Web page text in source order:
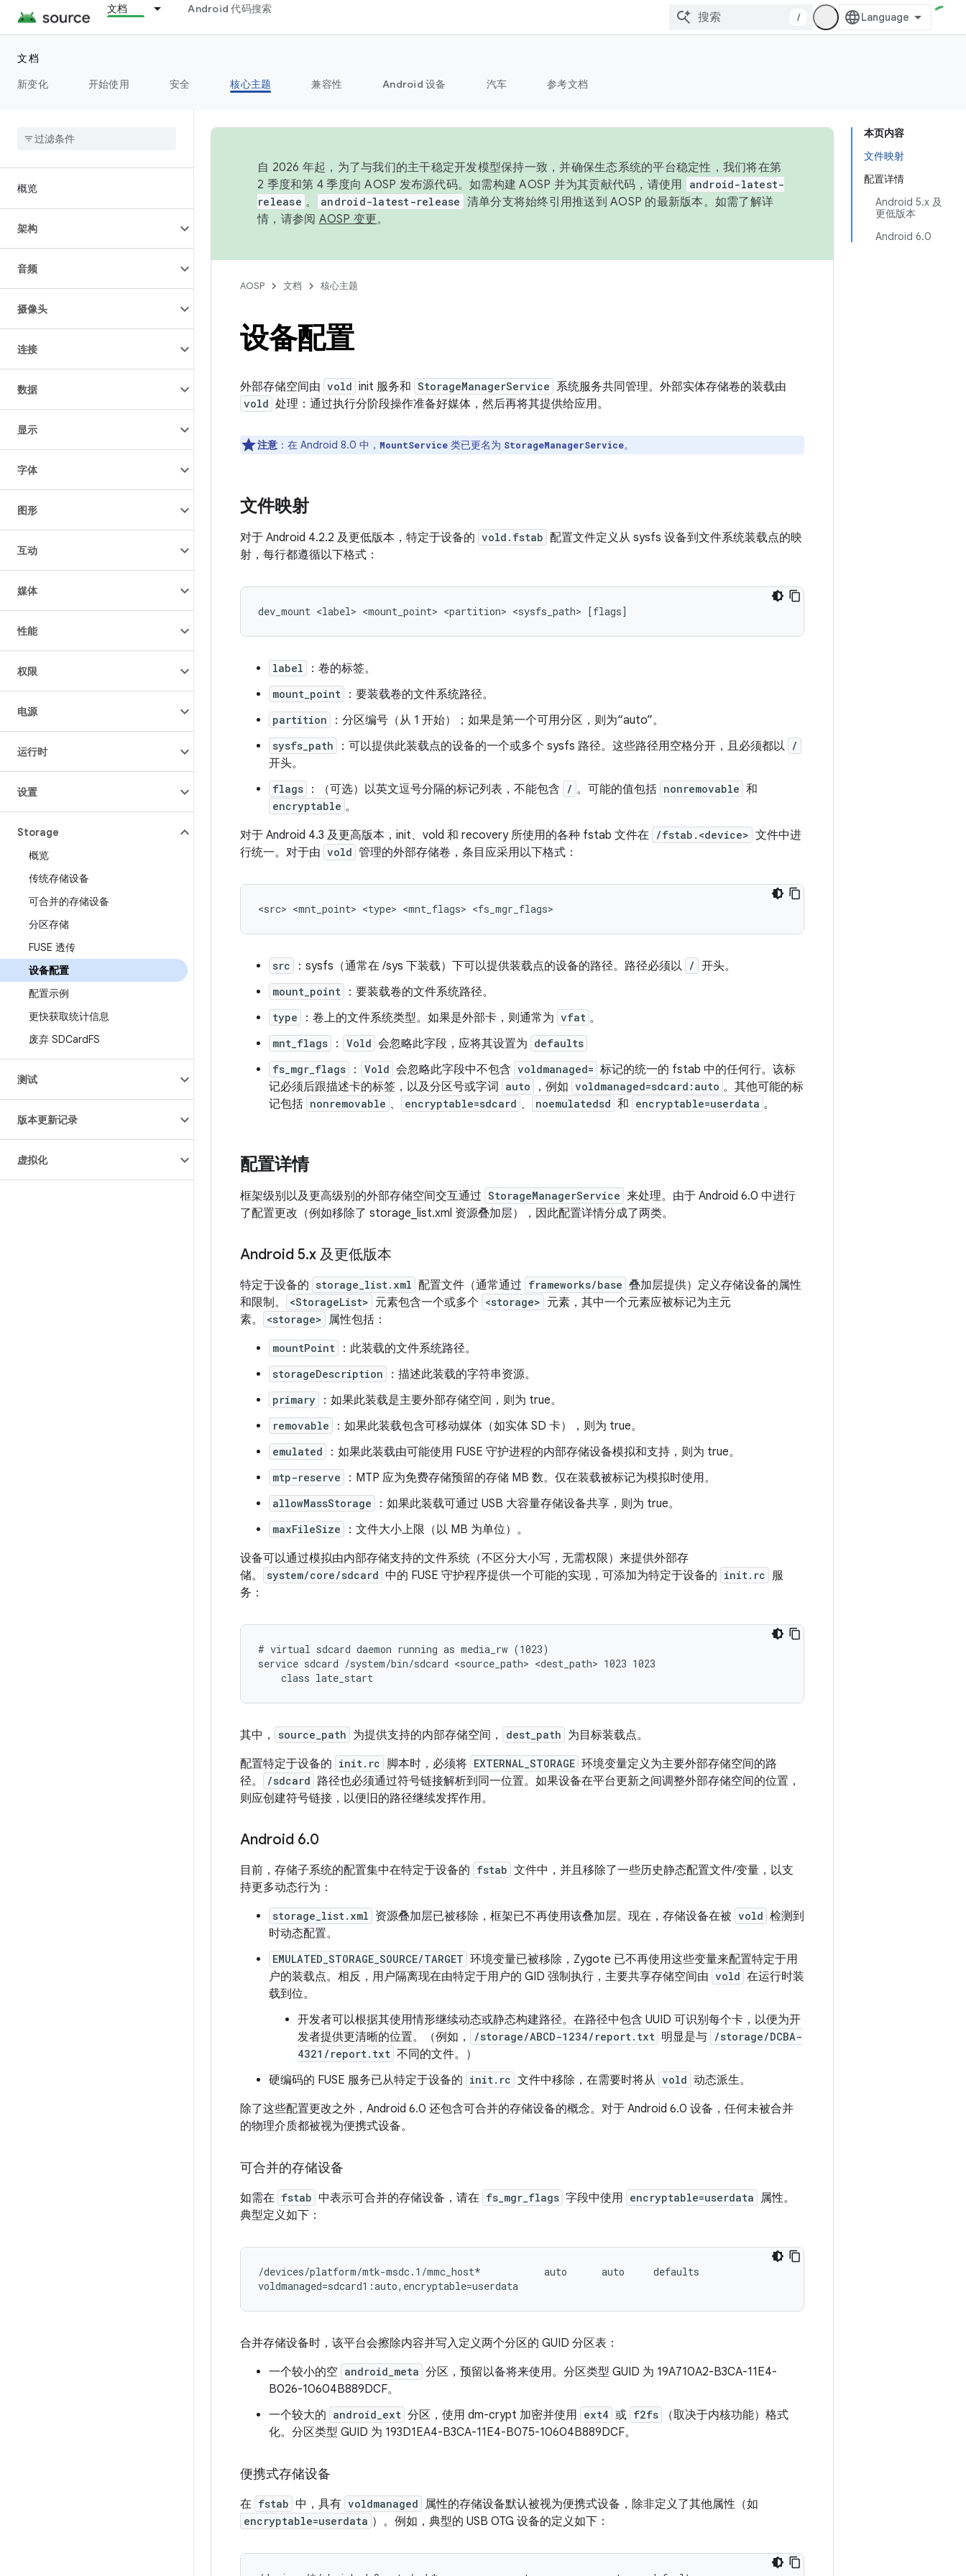
文档 Android 代码搜索
/
文档
新变化
开始使用 安全 核心主题 兼容性 Android 设备 汽车 参考文档
概览
架构
音频
摄像头
连接
数据
显示
字体
图形
互动
媒体
性能
权限
电源
运行时
设置
Storage
概览
传统存储设备
可合并的存储设备
分区存储
FUSE 透传
设备配置
配置示例
更快获取统计信息
废弃 SDCardFS
测试
版本更新记录
虚拟化
本页内容
文件映射
配置详情
Android 5.x 及
更低版本
Android 6.0
自 2026 年起，为了与我们的主干稳定开发模型保持一致，并确保生态系统的平台稳定性，我们将在第
2 季度和第 4 季度向 AOSP 发布源代码。如需构建 AOSP 并为其贡献代码，请使用
android-latest-
release 。 android-latest-release 清单分支将始终引用推送到 AOSP 的最新版本。如需了解详
情，请参阅 AOSP 变更。
AOSP 文档 核心主题
设备配置
外部存储空间由 vold init 服务和 StorageManagerService 系统服务共同管理。外部实体存储卷的装载由
vold 处理：通过执行分阶段操作准备好媒体，然后再将其提供给应用。
注意 ：在 Android 8.0 中， MountService 类已更名为 StorageManagerService。
文件映射
对于 Android 4.2.2 及更低版本，特定于设备的 vold.fstab 配置文件定义从 sysfs 设备到文件系统装载点的映
射，每行都遵循以下格式：
label ：卷的标签。
mount_point ：要装载卷的文件系统路径。
partition ：分区编号（从 1 开始）；如果是第一个可用分区，则为“auto”。
sysfs_path ：可以提供此装载点的设备的一个或多个 sysfs 路径。这些路径用空格分开，且必须都以 /
开头。
flags ：（可选）以英文逗号分隔的标记列表，不能包含 / 。可能的值包括 nonremovable 和
encryptable 。
对于 Android 4.3 及更高版本，init、vold 和 recovery 所使用的各种 fstab 文件在 /fstab.<device> 文件中进
行统一。对于由 vold 管理的外部存储卷，条目应采用以下格式：
src ：sysfs（通常在 /sys 下装载）下可以提供装载点的设备的路径。路径必须以 / 开头。
mount_point ：要装载卷的文件系统路径。
type ：卷上的文件系统类型。如果是外部卡，则通常为 vfat 。
mnt_flags ： Vold 会忽略此字段，应将其设置为 defaults
fs_mgr_flags
： Vold 会忽略此字段中不包含 voldmanaged= 标记的统一的 fstab 中的任何行。该标
记必须后跟描述卡的标签，以及分区号或字词
auto ，例如 voldmanaged=sdcard:auto 。其他可能的标
记包括 nonremovable 、 encryptable=sdcard 、 noemulatedsd 和 encryptable=userdata 。
配置详情
框架级别以及更高级别的外部存储空间交互通过 StorageManagerService 来处理。由于 Android 6.0 中进行
了配置更改（例如移除了 storage_list.xml 资源叠加层），因此配置详情分成了两类。
Android 5.x 及更低版本
特定于设备的 storage_list.xml 配置文件（通常通过 frameworks/base 叠加层提供）定义存储设备的属性
和限制。
<StorageList> 元素包含一个或多个 <storage> 元素，其中一个元素应被标记为主元
素。
<storage> 属性包括：
mountPoint ：此装载的文件系统路径。
storageDescription ：描述此装载的字符串资源。
primary ：如果此装载是主要外部存储空间，则为 true。
removable ：如果此装载包含可移动媒体（如实体 SD 卡），则为 true。
emulated ：如果此装载由可能使用 FUSE 守护进程的内部存储设备模拟和支持，则为 true。
mtp-reserve ：MTP 应为免费存储预留的存储 MB 数。仅在装载被标记为模拟时使用。
allowMassStorage ：如果此装载可通过 USB 大容量存储设备共享，则为 true。
maxFileSize
：文件大小上限（以 MB 为单位）。
设备可以通过模拟由内部存储支持的文件系统（不区分大小写，无需权限）来提供外部存
储。
system/core/sdcard 中的 FUSE 守护程序提供一个可能的实现，可添加为特定于设备的 init.rc 服
务：
# virtual sdcard daemon running as media_rw (1023)
service sdcard /system/bin/sdcard <source_path> <dest_path> 1023 1023
其中， source_path 为提供支持的内部存储空间， dest_path 为目标装载点。
配置特定于设备的 init.rc 脚本时，必须将 EXTERNAL_STORAGE 环境变量定义为主要外部存储空间的路
径。
/sdcard 路径也必须通过符号链接解析到同一位置。如果设备在平台更新之间调整外部存储空间的位置，
则应创建符号链接，以便旧的路径继续发挥作用。
Android 6.0
目前，存储子系统的配置集中在特定于设备的 fstab 文件中，并且移除了一些历史静态配置文件/变量，以支
持更多动态行为：
storage_list.xml 资源叠加层已被移除，框架已不再使用该叠加层。现在，存储设备在被 vold 检测到
时动态配置。
EMULATED_STORAGE_SOURCE/TARGET 环境变量已被移除，Zygote 已不再使用这些变量来配置特定于用
户的装载点。相反，用户隔离现在由特定于用户的 GID 强制执行，主要共享存储空间由 vold 在运行时装
载到位。
开发者可以根据其使用情形继续动态或静态构建路径。在路径中包含 UUID 可识别每个卡，以便为开
发者提供更清晰的位置。（例如，
/storage/ABCD-1234/report.txt 明显是与 /storage/DCBA-
4321/report.txt 不同的文件。）
硬编码的 FUSE 服务已从特定于设备的 init.rc 文件中移除，在需要时将从 vold 动态派生。
除了这些配置更改之外，Android 6.0 还包含可合并的存储设备的概念。对于 Android 6.0 设备，任何未被合并
的物理介质都被视为便携式设备。
可合并的存储设备
如需在 fstab 中表示可合并的存储设备，请在 fs_mgr_flags 字段中使用 encryptable=userdata 属性。
典型定义如下：
/devices/platform/mtk-msdc.1/mmc_host*           auto      auto     defaults
合并存储设备时，该平台会擦除内容并写入定义两个分区的 GUID 分区表：
一个较小的空 android_meta 分区，预留以备将来使用。分区类型 GUID 为 19A710A2-B3CA-11E4-
B026-10604B889DCF。
一个较大的 android_ext 分区，使用 dm-crypt 加密并使用 ext4 或 f2fs
（取决于内核功能）格式
化。分区类型 GUID 为 193D1EA4-B3CA-11E4-B075-10604B889DCF。
便携式存储设备
在 fstab 中，具有 voldmanaged 属性的存储设备默认被视为便携式设备，除非定义了其他属性（如
encryptable=userdata ）。例如，典型的 USB OTG 设备的定义如下：